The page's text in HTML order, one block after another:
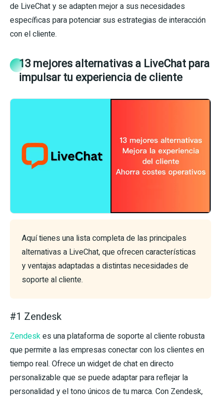
de LiveChat y se adapten mejor a sus necesidades
específicas para potenciar sus estrategias de interacción
con el cliente.
13 mejores alternativas a LiveChat para
impulsar tu experiencia de cliente
Aquí tienes una lista completa de las principales
alternativas a LiveChat, que ofrecen características
y ventajas adaptadas a distintas necesidades de
soporte al cliente.
#1 Zendesk
Zendeskes una plataforma de soporte al cliente robusta
que permite a las empresas conectar con los clientes en
tiempo real. Ofrece un widget de chat en directo
personalizable que se puede adaptar para reflejar la
personalidad y el tono únicos de tu marca. Con Zendesk,